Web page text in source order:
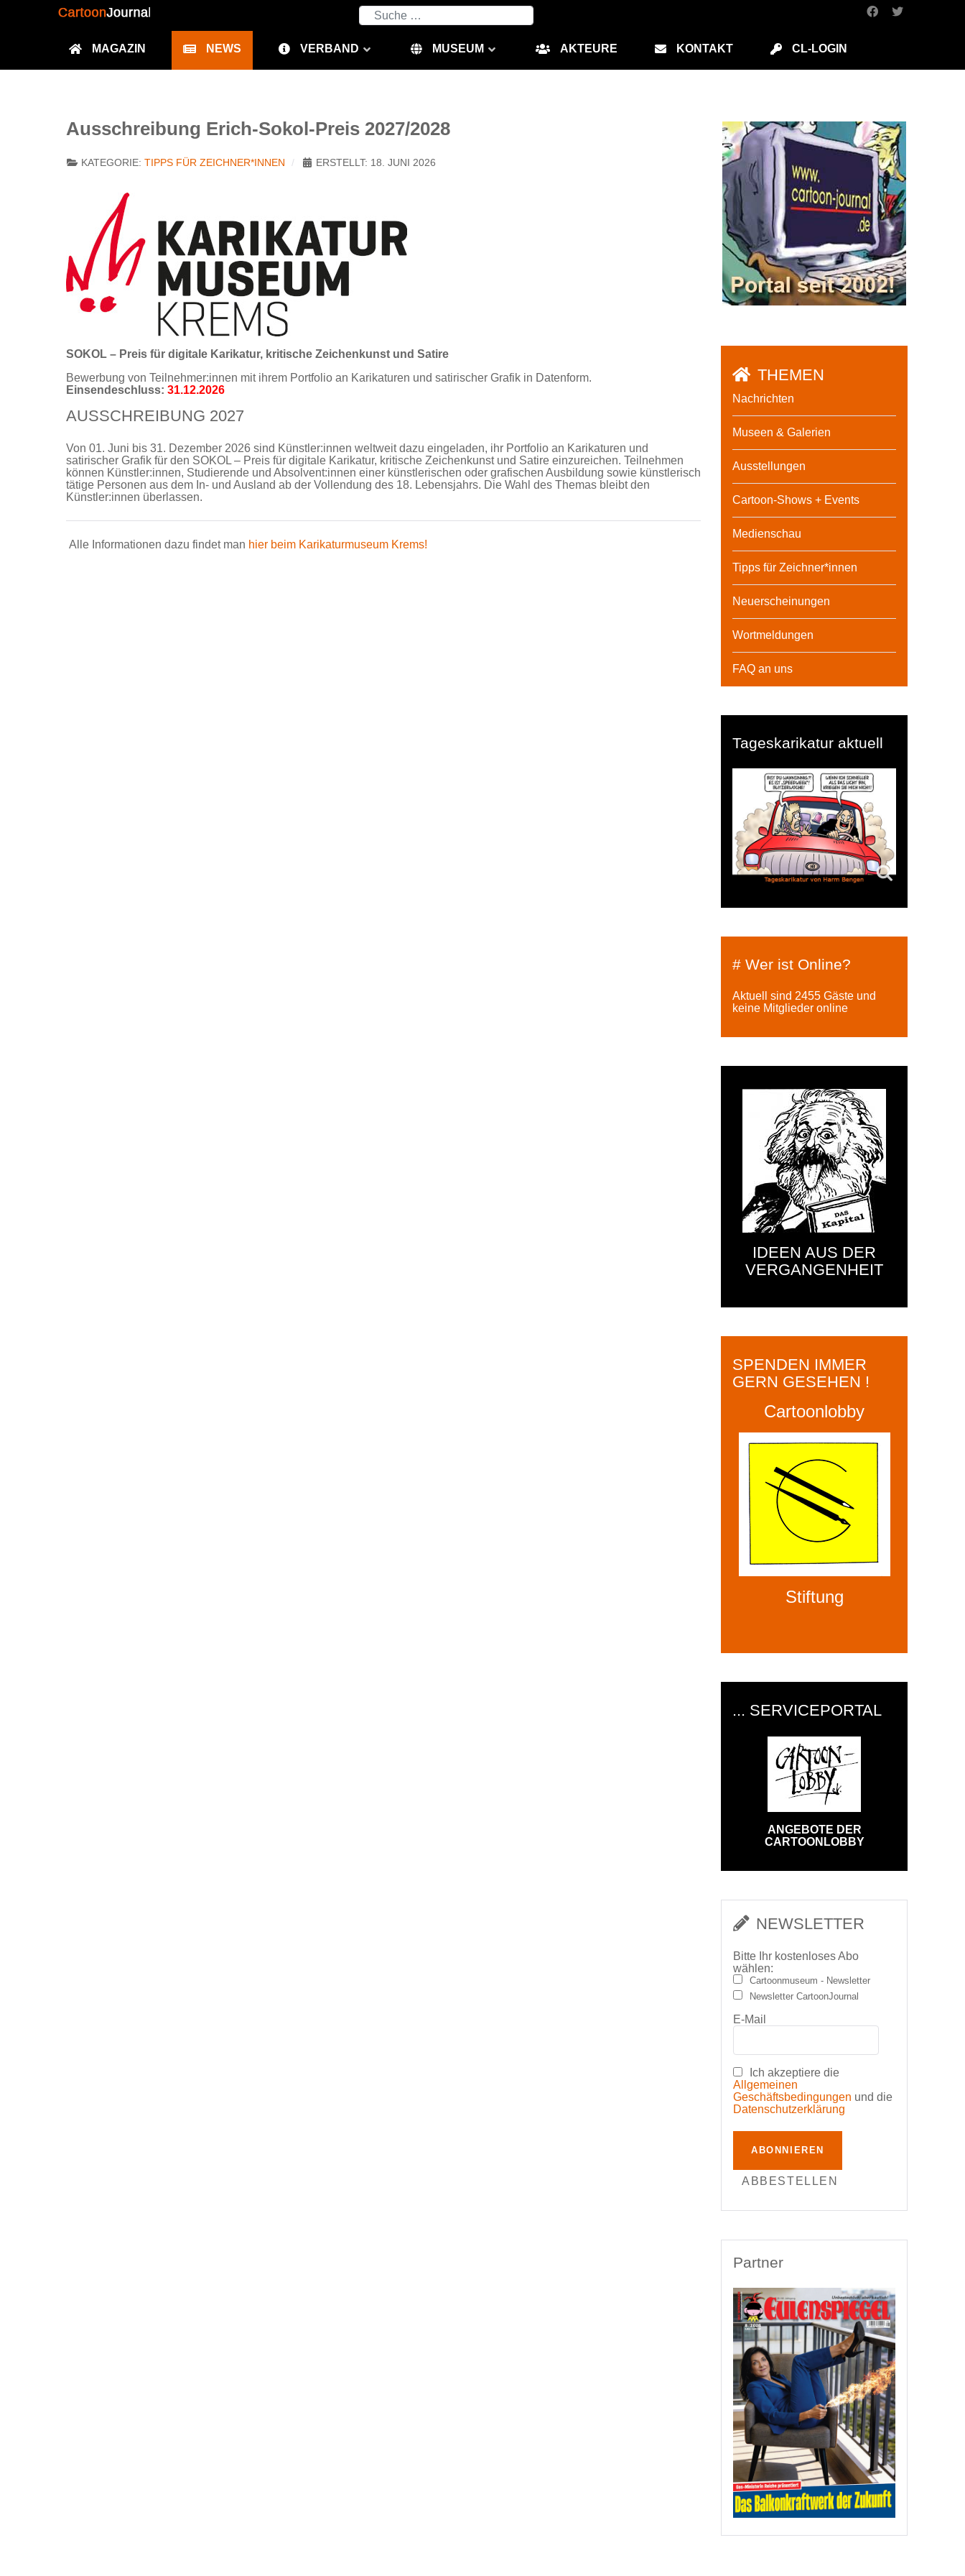
Suchen
MAGAZIN NEWS VERBAND MUSEUM AKTEURE KONTAKT CL-LOGIN
Ausschreibung Erich-Sokol-Preis 2027/2028
KATEGORIE: TIPPS FÜR ZEICHNER*INNEN ERSTELLT: 18. JUNI 2026
SOKOL – Preis für digitale Karikatur, kritische Zeichenkunst und Satire
Bewerbung von Teilnehmer:innen mit ihrem Portfolio an Karikaturen und satirischer Grafik in Datenform.
Einsendeschluss: 31.12.2026
AUSSCHREIBUNG 2027
Von 01. Juni bis 31. Dezember 2026 sind Künstler:innen weltweit dazu eingeladen, ihr Portfolio an Karikaturen und
satirischer Grafik für den SOKOL – Preis für digitale Karikatur, kritische Zeichenkunst und Satire einzureichen. Teilnehmen
können Künstler:innen, Studierende und Absolvent:innen einer künstlerischen oder grafischen Ausbildung sowie künstlerisch
tätige Personen aus dem In- und Ausland ab der Vollendung des 18. Lebensjahrs. Die Wahl des Themas bleibt den
Künstler:innen überlassen.
Alle Informationen dazu findet man hier beim Karikaturmuseum Krems!
THEMEN
Nachrichten
Museen & Galerien
Ausstellungen
Cartoon-Shows + Events
Medienschau
Tipps für Zeichner*innen
Neuerscheinungen
Wortmeldungen
FAQ an uns
Tageskarikatur aktuell
# Wer ist Online?
Aktuell sind 2455 Gäste und
keine Mitglieder online
IDEEN AUS DER
VERGANGENHEIT
SPENDEN IMMER
GERN GESEHEN !
Cartoonlobby
Stiftung
... SERVICEPORTAL
ANGEBOTE DER
CARTOONLOBBY
NEWSLETTER
Bitte Ihr kostenloses Abo
wählen:
Cartoonmuseum - Newsletter
Newsletter CartoonJournal
E-Mail
Ich akzeptiere die
Allgemeinen
Geschäftsbedingungen und die
Datenschutzerklärung
ABONNIEREN
ABBESTELLEN
Partner